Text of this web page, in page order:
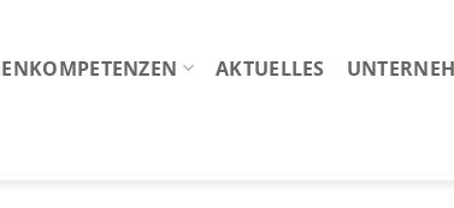
AKTUELLES